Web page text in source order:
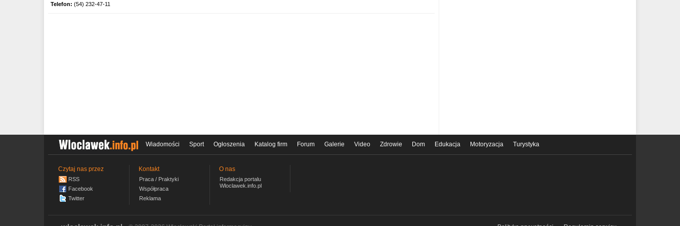
Telefon: (54) 232-47-11
Wiadomości Sport Ogłoszenia Katalog firm Forum Galerie Video Zdrowie Dom Edukacja Motoryzacja Turystyka
Czytaj nas przez
RSS
Facebook
Twitter
Kontakt
Praca / Praktyki
Współpraca
Reklama
O nas
Redakcja portalu
Wloclawek.info.pl